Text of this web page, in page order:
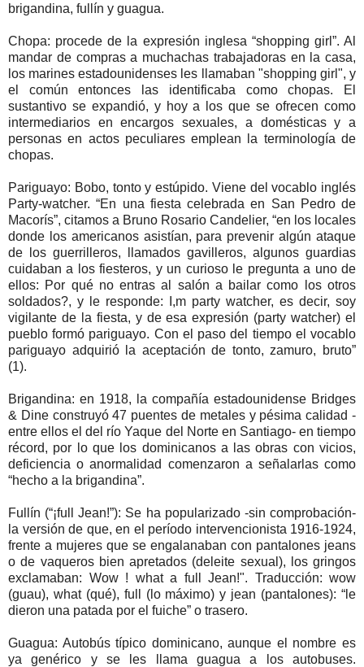
brigandina, fullín y guagua.
Chopa: procede de la expresión inglesa “shopping girl”. Al
mandar de compras a muchachas trabajadoras en la casa,
los marines estadounidenses les llamaban "shopping girl", y
el común entonces las identificaba como chopas. El
sustantivo se expandió, y hoy a los que se ofrecen como
intermediarios en encargos sexuales, a domésticas y a
personas en actos peculiares emplean la terminología de
chopas.
Pariguayo: Bobo, tonto y estúpido. Viene del vocablo inglés
Party-watcher. “En una fiesta celebrada en San Pedro de
Macorís”, citamos a Bruno Rosario Candelier, “en los locales
donde los americanos asistían, para prevenir algún ataque
de los guerrilleros, llamados gavilleros, algunos guardias
cuidaban a los fiesteros, y un curioso le pregunta a uno de
ellos: Por qué no entras al salón a bailar como los otros
soldados?, y le responde: I,m party watcher, es decir, soy
vigilante de la fiesta, y de esa expresión (party watcher) el
pueblo formó pariguayo. Con el paso del tiempo el vocablo
pariguayo adquirió la aceptación de tonto, zamuro, bruto”
(1).
Brigandina: en 1918, la compañía estadounidense Bridges
& Dine construyó 47 puentes de metales y pésima calidad -
entre ellos el del río Yaque del Norte en Santiago- en tiempo
récord, por lo que los dominicanos a las obras con vicios,
deficiencia o anormalidad comenzaron a señalarlas como
“hecho a la brigandina”.
Fullín (“¡full Jean!”): Se ha popularizado -sin comprobación-
la versión de que, en el período intervencionista 1916-1924,
frente a mujeres que se engalanaban con pantalones jeans
o de vaqueros bien apretados (deleite sexual), los gringos
exclamaban: Wow ! what a full Jean!". Traducción: wow
(guau), what (qué), full (lo máximo) y jean (pantalones): “le
dieron una patada por el fuiche” o trasero.
Guagua: Autobús típico dominicano, aunque el nombre es
ya genérico y se les llama guagua a los autobuses.